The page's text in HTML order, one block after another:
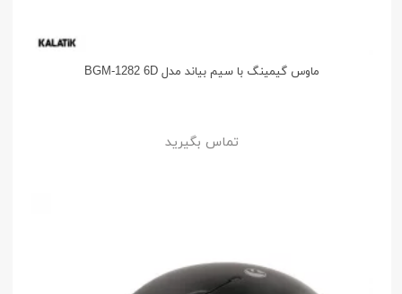
ماوس گیمینگ با سیم بیاند مدل BGM-1282 6D
تماس بگیرید